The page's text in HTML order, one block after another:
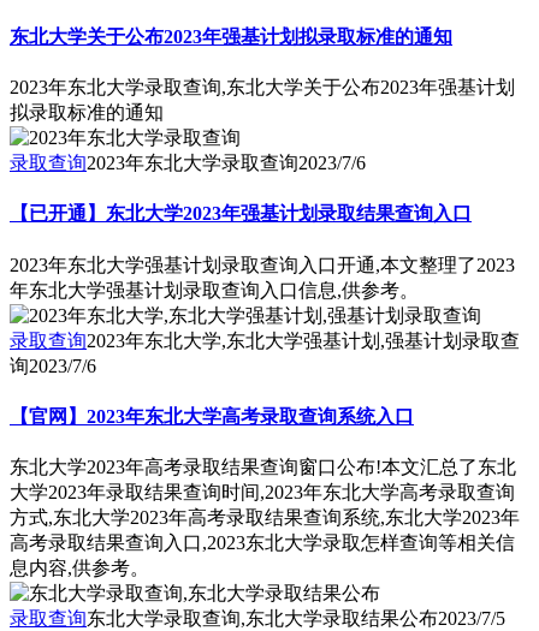
东北大学关于公布2023年强基计划拟录取标准的通知
2023年东北大学录取查询,东北大学关于公布2023年强基计划
拟录取标准的通知
录取查询2023年东北大学录取查询2023/7/6
【已开通】东北大学2023年强基计划录取结果查询入口
2023年东北大学强基计划录取查询入口开通,本文整理了2023
年东北大学强基计划录取查询入口信息,供参考。
录取查询2023年东北大学,东北大学强基计划,强基计划录取查
询2023/7/6
【官网】2023年东北大学高考录取查询系统入口
东北大学2023年高考录取结果查询窗口公布!本文汇总了东北
大学2023年录取结果查询时间,2023年东北大学高考录取查询
方式,东北大学2023年高考录取结果查询系统,东北大学2023年
高考录取结果查询入口,2023东北大学录取怎样查询等相关信
息内容,供参考。
录取查询东北大学录取查询,东北大学录取结果公布2023/7/5